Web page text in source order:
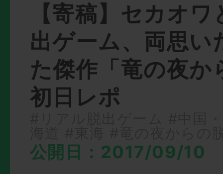
【寄稿】セカオ
出ゲーム、両思い
た傑作「竜の夜か
初日レポ
公開日：2017/09/10